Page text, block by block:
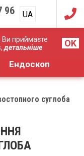
приймаєте
детальніше OK
96 UA
RU
Ендоскоп
суглоба